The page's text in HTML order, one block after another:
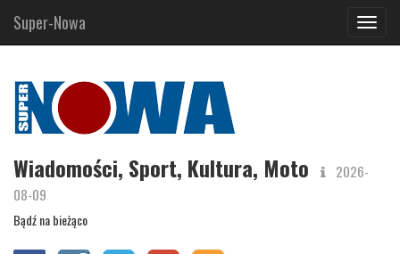
Super-Nowa
Wiadomości, Sport, Kultura, Moto
2026-
08-09
Bądź na bieżąco